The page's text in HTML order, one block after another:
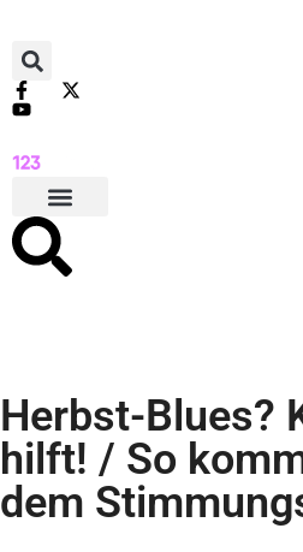
Herbst-Blues?
hilft! / So
dem